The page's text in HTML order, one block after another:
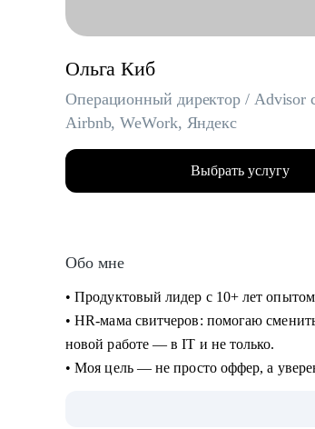
Ольга Киб
Операционный директор / Advisor
Airbnb, WeWork, Яндекс
Выбрать услугу
Обо мне
• Продуктовый лидер с 10+ лет
• HR-мама свитчеров: помогаю
новой работе — в IT и не только.
• Моя цель — не просто оффер, а
- 50+ офферов в классные компании в